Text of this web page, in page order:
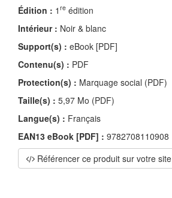
Édition : 1 re édition
Intérieur : Noir & blanc
Support(s) : eBook [PDF]
Contenu(s) : PDF
Protection(s) : Marquage social (PDF)
Taille(s) : 5,97 Mo (PDF)
Langue(s) : Français
EAN13 eBook [PDF] : 9782708110908
Référencer ce produit sur votre site